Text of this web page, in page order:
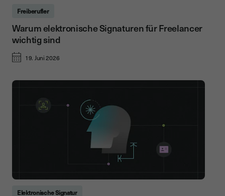
Freiberufler
Warum elektronische Signaturen für Freelancer
wichtig sind
19. Juni 2026
Elektronische Signatur